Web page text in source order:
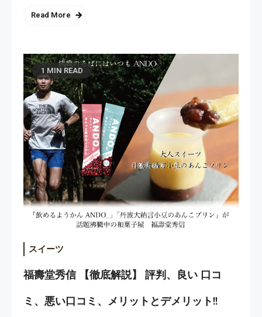
Read More
1 MIN READ
スイーツ
福壽堂秀信 【徹底解説】 評判、良い 口コ
ミ、悪い口コミ、メリットとデメリット!!